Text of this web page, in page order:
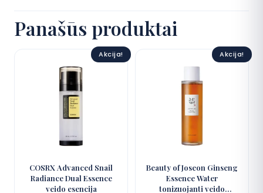
Panašūs produktai
Akcija!
COSRX Advanced Snail
Radiance Dual Essence
veido esencija
Akcija!
Beauty of Joseon Ginseng
Essence Water
tonizuojanti veido